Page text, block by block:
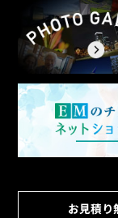
お見積り